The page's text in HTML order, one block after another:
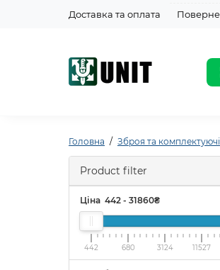
Доставка та оплата
Головна Зброя та комплектуючі
Product filter
Ціна 442 - 31860₴
442 680 3124 11527